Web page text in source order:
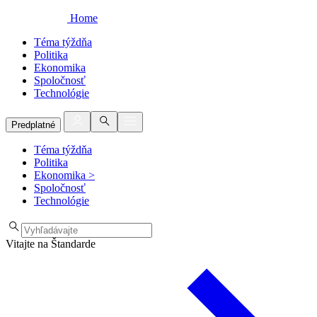
Home
Téma týždňa
Politika
Ekonomika
Spoločnosť
Technológie
Predplatné
Téma týždňa
Politika
Ekonomika >
Spoločnosť
Technológie
Vitajte na Štandarde